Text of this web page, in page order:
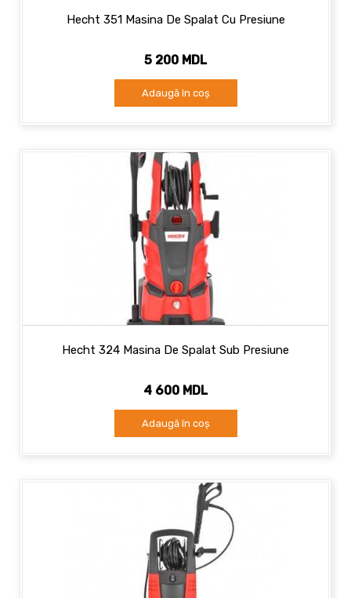
Hecht 351 Masina De Spalat Cu Presiune
5 200 MDL
Adaugă în coș
Hecht 324 Masina De Spalat Sub Presiune
4 600 MDL
Adaugă în coș